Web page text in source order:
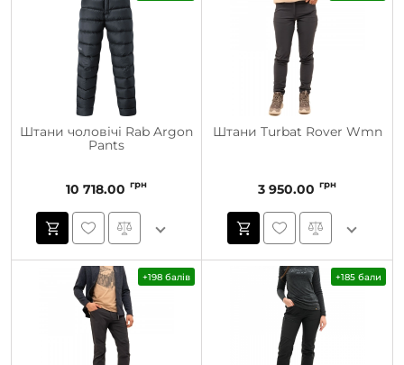
Штани чоловічі Rab Argon
Pants
10 718.00 грн
Штани Turbat Rover Wmn
3 950.00 грн
+198 балів +185 бали